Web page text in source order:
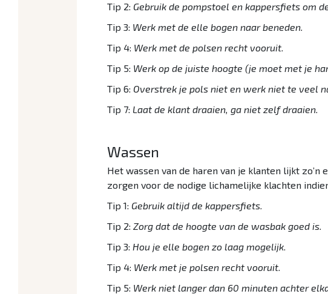
Tip 2: Gebruik de pompstoel en kappersfiets om
Tip 3: Werk met de elle bogen naar beneden.
Tip 4: Werk met de polsen recht vooruit.
Tip 5: Werk op de juiste hoogte (je moet met je
Tip 6: Overstrek je pols niet en werk niet te veel
Tip 7: Laat de klant draaien, ga niet zelf draaien.
Wassen
Het wassen van de haren van je klanten lijkt zo’n
zorgen voor de nodige lichamelijke klachten
Tip 1: Gebruik altijd de kappersfiets.
Tip 2: Zorg dat de hoogte van de wasbak goed is.
Tip 3: Hou je elle bogen zo laag mogelijk.
Tip 4: Werk met je polsen recht vooruit.
Tip 5: Werk niet langer dan 60 minuten achter